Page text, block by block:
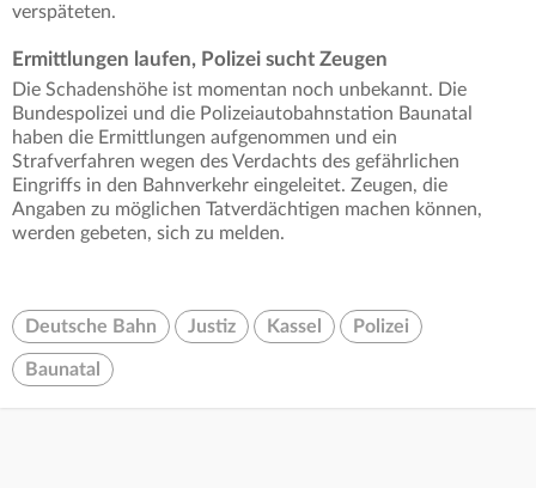
verspäteten.
Ermittlungen laufen, Polizei sucht Zeugen
Die Schadenshöhe ist momentan noch unbekannt. Die
Bundespolizei und die Polizeiautobahnstation Baunatal
haben die Ermittlungen aufgenommen und ein
Strafverfahren wegen des Verdachts des gefährlichen
Eingriffs in den Bahnverkehr eingeleitet. Zeugen, die
Angaben zu möglichen Tatverdächtigen machen können,
werden gebeten, sich zu melden.
Deutsche Bahn Justiz Kassel Polizei
Baunatal